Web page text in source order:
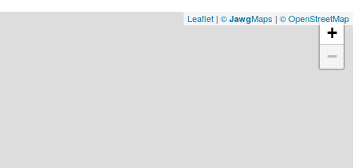
+
−
Leaflet | © JawgMaps | © OpenStreetMap